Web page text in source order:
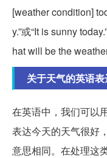
[weather condition]
y.”或“It is sunny
hat will be the
关于天气的英语
在英语中，我们可以
表达今天的天气很好
意思相同。在处理这